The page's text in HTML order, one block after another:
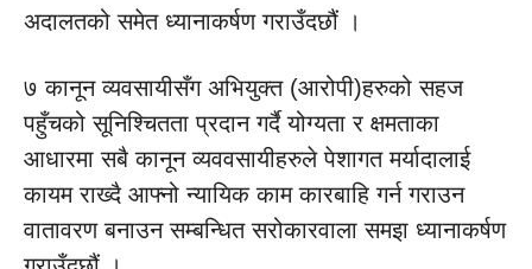
अदालतको समेत ध्यानाकर्षण गराउँदछौं ।
७ कानून व्यवसायीसँग अभियुक्त (आरोपी)हरुको सहज
पहुँचको सूनिश्चितता प्रदान गर्दै योग्यता र क्षमताका
आधारमा सबै कानून व्यववसायीहरुले पेशागत मर्यादालाई
कायम राख्दै आफ्नो न्यायिक काम कारबाहि गर्न गराउन
वातावरण बनाउन सम्बन्धित सरोकारवाला समइा ध्यानाकर्षण